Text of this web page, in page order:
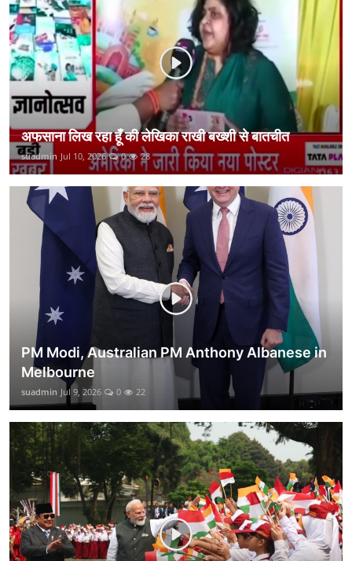
कानून
राजनीति
वीडियो
अफसाना लिख रहा हूँ की लेखिका राखी बख्शी से बातचीत
suadmin Jul 10, 2026 0 28
PM Modi, Australian PM Anthony Albanese in
Melbourne
suadmin Jul 9, 2026 0 22